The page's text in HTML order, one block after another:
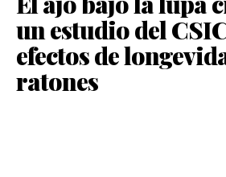
un estudio del
efectos de
ratones